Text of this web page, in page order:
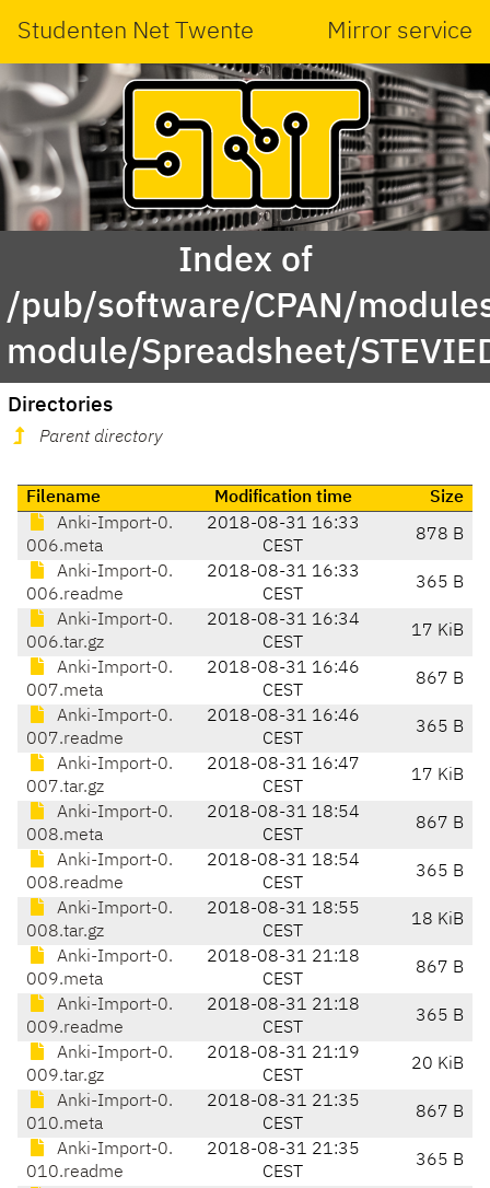
Studenten Net Twente Mirror service
Index of
/pub/software/CPAN/
module/Spreadsheet/
Directories
Parent directory
Filename Modification time
Size
Anki-Import-0.
006.meta
2018-08-31 16:33
CEST
878 B
Anki-Import-0.
006.readme
2018-08-31 16:33
CEST
365 B
Anki-Import-0.
006.tar.gz
2018-08-31 16:34
CEST
17 KiB
Anki-Import-0.
007.meta
2018-08-31 16:46
CEST
867 B
Anki-Import-0.
007.readme
2018-08-31 16:46
CEST
365 B
Anki-Import-0.
007.tar.gz
2018-08-31 16:47
CEST
17 KiB
Anki-Import-0.
008.meta
2018-08-31 18:54
CEST
867 B
Anki-Import-0.
008.readme
2018-08-31 18:54
CEST
365 B
Anki-Import-0.
008.tar.gz
2018-08-31 18:55
CEST
18 KiB
Anki-Import-0.
009.meta
2018-08-31 21:18
CEST
867 B
Anki-Import-0.
009.readme
2018-08-31 21:18
CEST
365 B
Anki-Import-0.
009.tar.gz
2018-08-31 21:19
CEST
20 KiB
Anki-Import-0.
010.meta
2018-08-31 21:35
CEST
867 B
Anki-Import-0.
010.readme
2018-08-31 21:35
CEST
365 B